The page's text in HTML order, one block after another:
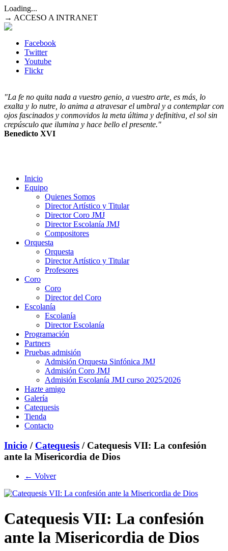
Loading...
→ ACCESO A INTRANET
Facebook
Twitter
Youtube
Flickr
"La fe no quita nada a vuestro genio, a vuestro arte, es más, lo
exalta y lo nutre, lo anima a atravesar el umbral y a contemplar con
ojos fascinados y conmovidos la meta última y definitiva, el sol sin
crepúsculo que ilumina y hace bello el presente."
Benedicto XVI
Inicio
Equipo
Quienes Somos
Director Artístico y Titular
Director Coro JMJ
Director Escolanía JMJ
Compositores
Orquesta
Orquesta
Director Artístico y Titular
Profesores
Coro
Coro
Director del Coro
Escolanía
Escolanía
Director Escolanía
Programación
Partners
Pruebas admisión
Admisión Orquesta Sinfónica JMJ
Admisión Coro JMJ
Admisión Escolanía JMJ curso 2025/2026
Hazte amigo
Galería
Catequesis
Tienda
Contacto
Inicio / Catequesis / Catequesis VII: La confesión
ante la Misericordia de Dios
← Volver
Catequesis VII: La confesión
ante la Misericordia de Dios